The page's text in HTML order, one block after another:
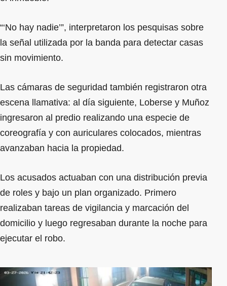
“‘No hay nadie’”, interpretaron los pesquisas sobre
la señal utilizada por la banda para detectar casas
sin movimiento.
Las cámaras de seguridad también registraron otra
escena llamativa: al día siguiente, Loberse y Muñoz
ingresaron al predio realizando una especie de
coreografía y con auriculares colocados, mientras
avanzaban hacia la propiedad.
Los acusados actuaban con una distribución previa
de roles y bajo un plan organizado. Primero
realizaban tareas de vigilancia y marcación del
domicilio y luego regresaban durante la noche para
ejecutar el robo.